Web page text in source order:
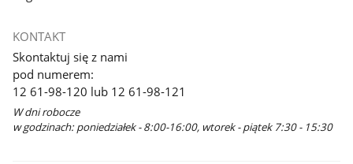
KONTAKT
Skontaktuj się z nami
pod numerem:
12 61-98-120 lub 12 61-98-121
W dni robocze
w godzinach: poniedziałek - 8:00-16:00, wtorek - piątek 7:30 - 15:30